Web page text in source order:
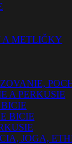
A METLIČKY
A PERKUSIE
BICIE
JOGA,